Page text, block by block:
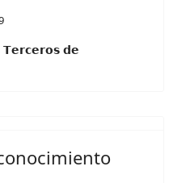
𝗧𝗲𝗿𝗰𝗲𝗿𝗼𝘀 𝗱𝗲